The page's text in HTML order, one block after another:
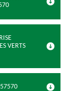
VERTS
57570